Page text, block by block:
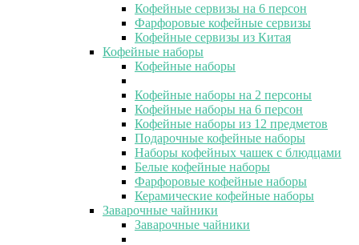
Кофейные сервизы на 6 персон
Фарфоровые кофейные сервизы
Кофейные сервизы из Китая
Кофейные наборы
Кофейные наборы
Кофейные наборы на 2 персоны
Кофейные наборы на 6 персон
Кофейные наборы из 12 предметов
Подарочные кофейные наборы
Наборы кофейных чашек с блюдцами
Белые кофейные наборы
Фарфоровые кофейные наборы
Керамические кофейные наборы
Заварочные чайники
Заварочные чайники